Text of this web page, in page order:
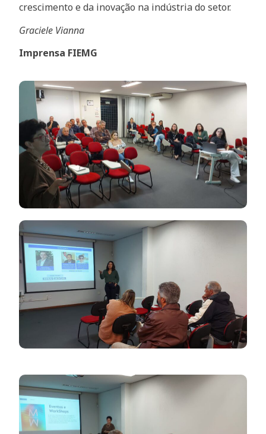
crescimento e da inovação na indústria do setor.
Graciele Vianna
Imprensa FIEMG